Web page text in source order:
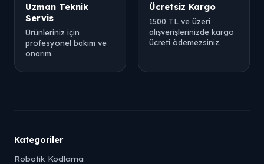
Uzman Teknik
Servis
Ürünleriniz için
profesyonel bakım ve
onarım.
Ücretsiz Kargo
1500 TL ve üzeri
alışverişlerinizde kargo
ücreti ödemezsiniz.
Kategoriler
Robotik Kodlama